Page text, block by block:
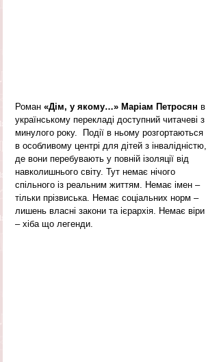
Роман «Дім, у якому…» Маріам Петросян в
українському перекладі доступний читачеві з
минулого року.  Події в ньому розгортаються
в особливому центрі для дітей з інвалідністю,
де вони перебувають у повній ізоляції від
навколишнього світу. Тут немає нічого
спільного із реальним життям. Немає імен –
тільки прізвиська. Немає соціальних норм –
лишень власні закони та ієрархія. Немає віри
– хіба що легенди.